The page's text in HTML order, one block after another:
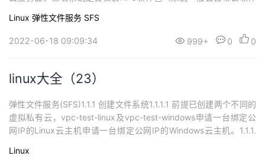
tilsyum install bind-utils登录sfs控制台，点击待挂载...
Linux 弹性文件服务 SFS
2022-06-18 09:09:34 999+ 0 0
linux大全（23）
弹性文件服务(SFS)1.1.1 创建文件系统1.1.1.1 前提已创建两个不同的
虚拟私有云，vpc-test-linux及vpc-test-windows申请一台绑定公
网IP的Linux云主机申请一台绑定公网IP的Windows云主机。1.1.1.
列表> 存储 > 弹性文件服务”。 在弹性文件服务中，单击“创建文件
Linux